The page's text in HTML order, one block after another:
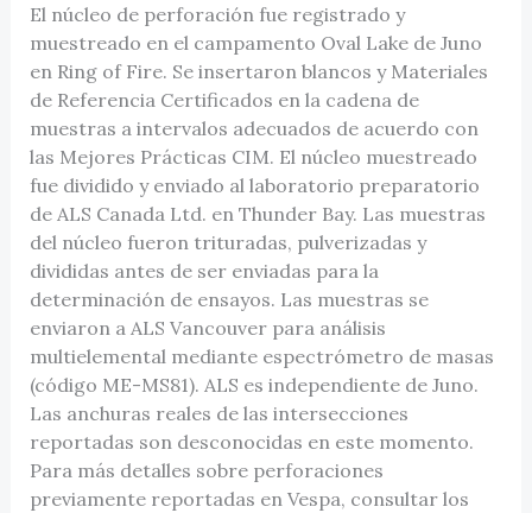
El núcleo de perforación fue registrado y
muestreado en el campamento Oval Lake de Juno
en Ring of Fire. Se insertaron blancos y Materiales
de Referencia Certificados en la cadena de
muestras a intervalos adecuados de acuerdo con
las Mejores Prácticas CIM. El núcleo muestreado
fue dividido y enviado al laboratorio preparatorio
de ALS Canada Ltd. en Thunder Bay. Las muestras
del núcleo fueron trituradas, pulverizadas y
divididas antes de ser enviadas para la
determinación de ensayos. Las muestras se
enviaron a ALS Vancouver para análisis
multielemental mediante espectrómetro de masas
(código ME-MS81). ALS es independiente de Juno.
Las anchuras reales de las intersecciones
reportadas son desconocidas en este momento.
Para más detalles sobre perforaciones
previamente reportadas en Vespa, consultar los